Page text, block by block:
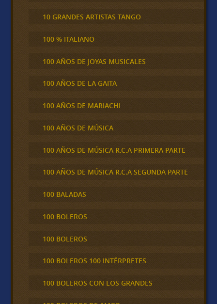
10 GRANDES ARTISTAS TANGO
100 % ITALIANO
100 AÑOS DE JOYAS MUSICALES
100 AÑOS DE LA GAITA
100 AÑOS DE MARIACHI
100 AÑOS DE MÚSICA
100 AÑOS DE MÚSICA R.C.A PRIMERA PARTE
100 AÑOS DE MÚSICA R.C.A SEGUNDA PARTE
100 BALADAS
100 BOLEROS
100 BOLEROS
100 BOLEROS 100 INTÉRPRETES
100 BOLEROS CON LOS GRANDES